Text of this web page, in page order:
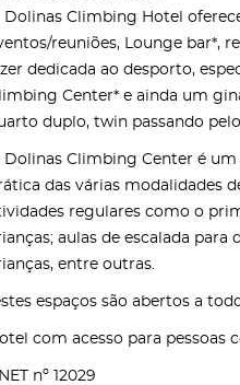
Dolinas Climbing Hotel
reuniões, Lounge bar*,
dedicada ao desporto,
Center* e ainda um
duplo, twin passando
Dolinas Climbing Center é
das várias modalidades
regulares como o
aulas de escalada
entre outras.
espaços são abertos a
com acesso para pessoas
nº 12029